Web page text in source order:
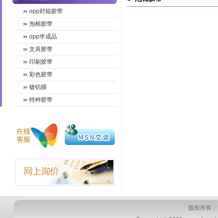
opp封箱胶带
泡棉胶带
opp半成品
文具胶带
印刷胶带
彩色胶带
镀铝膜
特种胶带
版权所有